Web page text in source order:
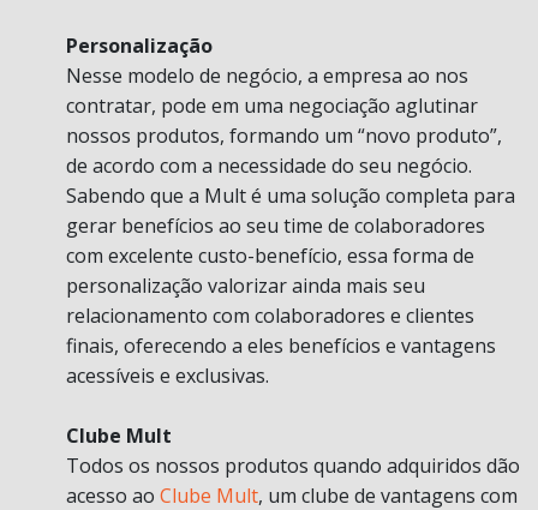
Personalização
Nesse modelo de negócio, a empresa ao nos
contratar, pode em uma negociação aglutinar
nossos produtos, formando um “novo produto”,
de acordo com a necessidade do seu negócio.
Sabendo que a Mult é uma solução completa para
gerar benefícios ao seu time de colaboradores
com excelente custo-benefício, essa forma de
personalização valorizar ainda mais seu
relacionamento com colaboradores e clientes
finais, oferecendo a eles benefícios e vantagens
acessíveis e exclusivas.
Clube Mult
Todos os nossos produtos quando adquiridos dão
acesso ao Clube Mult, um clube de vantagens com